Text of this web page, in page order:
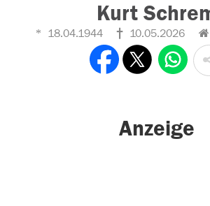
Kurt
18.04.1944 10.05.2026
Anzeige